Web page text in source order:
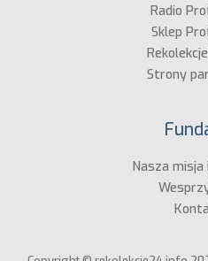
Radio
Sklep
Strony
Nasza